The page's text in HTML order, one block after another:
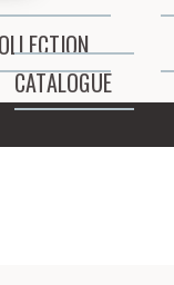
CATALOGUE